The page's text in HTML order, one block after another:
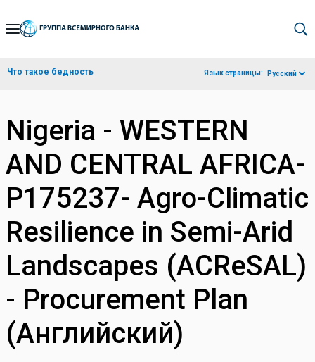
Skip
Navigation
Что такое бедность Язык страницы: Русский
Nigeria - WESTERN
AND CENTRAL AFRICA-
P175237- Agro-Climatic
Resilience in Semi-Arid
Landscapes (ACReSAL)
- Procurement Plan
(Английский)